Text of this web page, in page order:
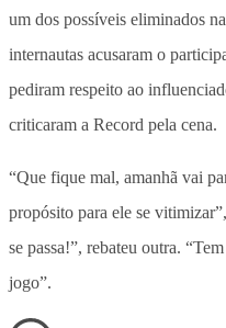
um dos possíveis eliminados
internautas acusaram o
pediram respeito ao
criticaram a Record pela cena.
“Que fique mal, amanhã vai
propósito para ele se
se passa!”, rebateu outra.
jogo”.